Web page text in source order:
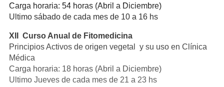
Carga horaria: 54 horas (Abril a Diciembre)
Ultimo sábado de cada mes de 10 a 16 hs
XII Curso Anual de Fitomedicina
Principios Activos de origen vegetal y su uso en Clínica
Médica
Carga horaria: 18 horas (Abril a Diciembre)
Ultimo Jueves de cada mes de 21 a 23 hs